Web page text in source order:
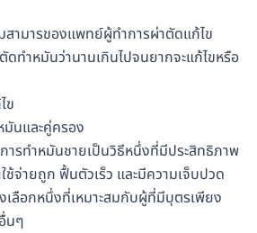
ามารของแพทย์ผู้ทำการผ่าตัดแก้ไข
ดทำหมันว่านานเกินไปจนยากจะแก้ไขหรือ
ข
นและคู่ครอง
ารทำหมันชายเป็นวิธีหนึ่งที่มีประสิทธิภาพ
จ่ายถูก ฟื้นตัวเร็ว และมีความเจ็บปวด
เลือกหนึ่งที่เหมาะสมกับผู้ที่มีบุตรเพียง
นๆ